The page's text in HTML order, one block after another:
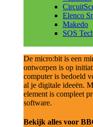
Elenco
Makedo
SOS
De micro:bit is een
ontworpen is op
computer is bedoeld
al je digitale ideeën.
element is compleet
software.
Bekijk alles voor